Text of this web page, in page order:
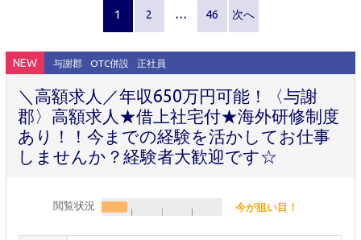
1 2 … 46 次へ
NEW 与謝郡 OTC併設 正社員
＼高額求人／年収650万円可能！〈与謝
郡〉高額求人★借上社宅付★海外研修制度
あり！！今までの経験を活かしてお仕事
しませんか？経験者大歓迎です☆
閲覧状況 今が狙い目！